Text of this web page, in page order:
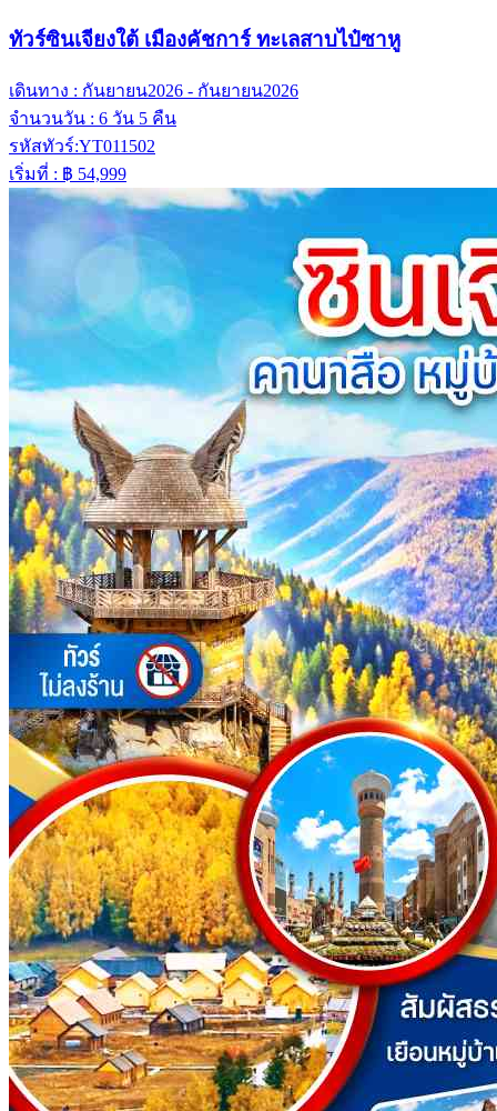
ทัวร์ซินเจียงใต้ เมืองคัชการ์ ทะเลสาบไป๋ซาหู
เดินทาง : กันยายน2026 - กันยายน2026
จำนวนวัน : 6 วัน 5 คืน
รหัสทัวร์:YT011502
เริ่มที่ : ฿ 54,999